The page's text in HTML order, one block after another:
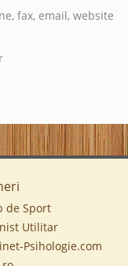
fax, email, website
de Sport
Utilitar
Psihologie.com